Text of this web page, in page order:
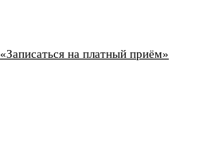
«Записаться на платный приём»